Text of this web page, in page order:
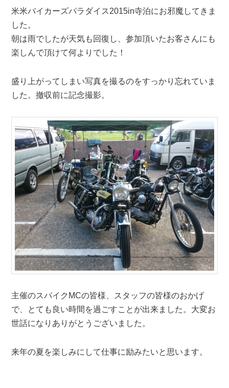
米米バイカーズパラダイス2015in寺泊にお邪魔してきま
した。
朝は雨でしたが天気も回復し、参加頂いたお客さんにも
楽しんで頂けて何よりでした！
盛り上がってしまい写真を撮るのをすっかり忘れていま
した。撤収前に記念撮影。
主催のスパイクMCの皆様、スタッフの皆様のおかげ
で、とても良い時間を過ごすことが出来ました。大変お
世話になりありがとうございました。
来年の夏を楽しみにして仕事に励みたいと思います。